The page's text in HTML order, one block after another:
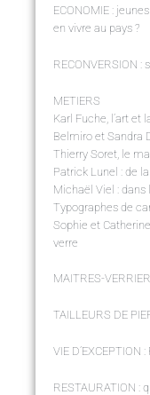
ECONOMIE :
en vivre au pays ?
RECONVERSION
METIERS
Karl Fuche, l’art et
Belmiro et Sandra
Thierry Soret, le
Patrick Lunel : de
Michaël Viel : dans
Typographes de
Sophie et
verre
MAITRES-
TAILLEURS DE
VIE D’EXCEPTION
RESTAURATION :